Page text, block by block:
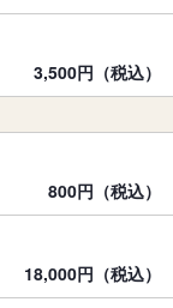
3,500円（税込）
800円（税込）
18,000円（税込）